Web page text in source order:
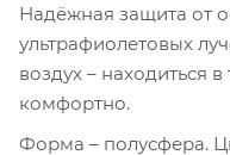
Надёжная защита от
ультрафиолетовых
воздух – находиться
комфортно.
Форма – полусфера.